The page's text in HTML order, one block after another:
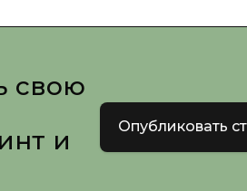
свою
и
Опубликовать